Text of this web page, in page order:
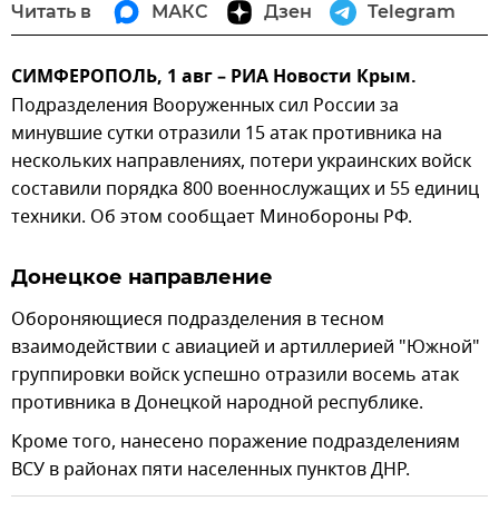
Читать в МАКС Дзен Telegram
СИМФЕРОПОЛЬ, 1 авг – РИА Новости Крым.
Подразделения Вооруженных сил России за
минувшие сутки отразили 15 атак противника на
нескольких направлениях, потери украинских войск
составили порядка 800 военнослужащих и 55 единиц
техники. Об этом сообщает Минобороны РФ.
Донецкое направление
Обороняющиеся подразделения в тесном
взаимодействии с авиацией и артиллерией "Южной"
группировки войск успешно отразили восемь атак
противника в Донецкой народной республике.
Кроме того, нанесено поражение подразделениям
ВСУ в районах пяти населенных пунктов ДНР.